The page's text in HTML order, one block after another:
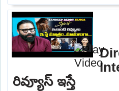
రివ్యూస్ ఇస్తే